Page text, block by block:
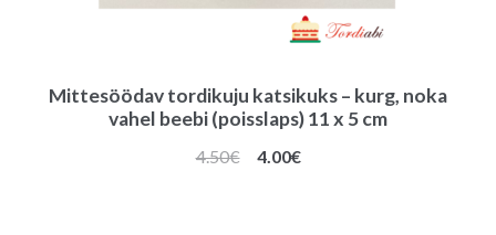
Mittesöödav tordikuju katsikuks – kurg, noka
vahel beebi (poisslaps) 11 x 5 cm
4.50€
Algne
4.00€Praegune